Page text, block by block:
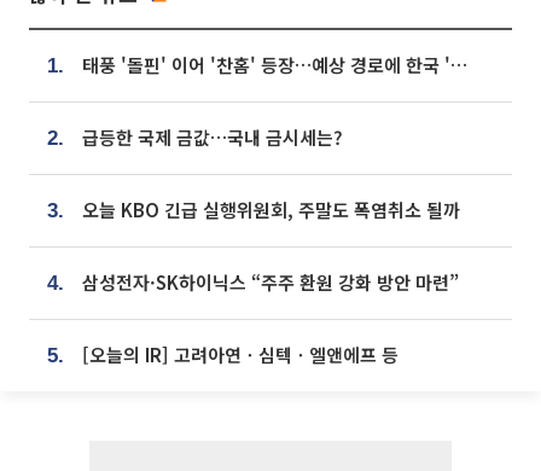
1. 태풍 '돌핀' 이어 '찬홈' 등장…예상 경로에 한국 '한숨'
2. 급등한 국제 금값…국내 금시세는?
3. 오늘 KBO 긴급 실행위원회, 주말도 폭염취소 될까
4. 삼성전자·SK하이닉스 “주주 환원 강화 방안 마련”
5. [오늘의 IR] 고려아연ㆍ심텍ㆍ엘앤에프 등